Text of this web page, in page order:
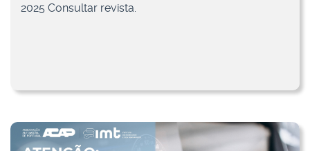
2025 Consultar revista.